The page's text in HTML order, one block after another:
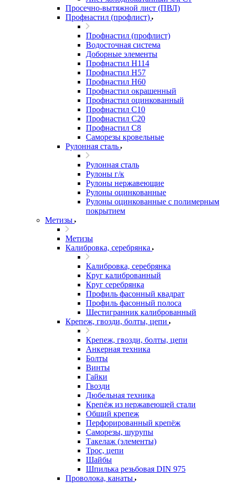
Просечно-вытяжной лист (ПВЛ)
Профнастил (профлист)
Профнастил (профлист)
Водосточная система
Доборные элементы
Профнастил Н114
Профнастил Н57
Профнастил Н60
Профнастил окрашенный
Профнастил оцинкованный
Профнастил С10
Профнастил С20
Профнастил С8
Саморезы кровельные
Рулонная сталь
Рулонная сталь
Рулоны г/к
Рулоны нержавеющие
Рулоны оцинкованные
Рулоны оцинкованные с полимерным
покрытием
Метизы
Метизы
Калибровка, серебрянка
Калибровка, серебрянка
Круг калиброванный
Круг серебрянка
Профиль фасонный квадрат
Профиль фасонный полоса
Шестигранник калиброванный
Крепеж, гвозди, болты, цепи
Крепеж, гвозди, болты, цепи
Анкерная техника
Болты
Винты
Гайки
Гвозди
Дюбельная техника
Крепёж из нержавеющей стали
Общий крепеж
Перфорированный крепёж
Саморезы, шурупы
Такелаж (элементы)
Трос, цепи
Шайбы
Шпилька резьбовая DIN 975
Проволока, канаты